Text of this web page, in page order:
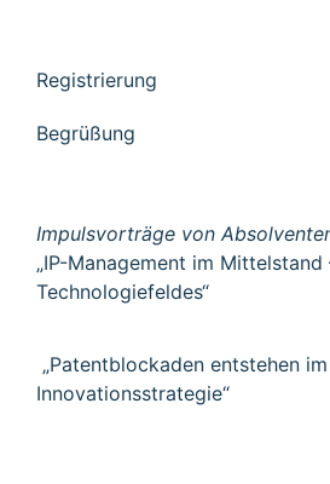
Registrierung
Begrüßung
Impulsvorträge von
„IP-Management im
Technologiefeldes“
„Patentblockaden entstehen
Innovationsstrategie“